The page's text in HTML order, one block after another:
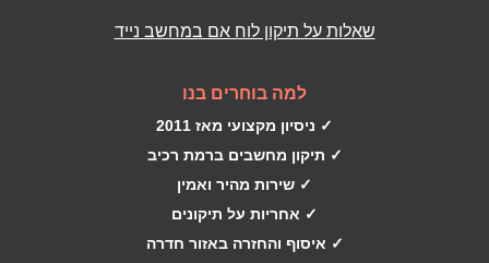
שאלות על תיקון לוח אם במחשב נייד
למה בוחרים בנו
✓ ניסיון מקצועי מאז 2011
✓ תיקון מחשבים ברמת רכיב
✓ שירות מהיר ואמין
✓ אחריות על תיקונים
✓ איסוף והחזרה באזור חדרה